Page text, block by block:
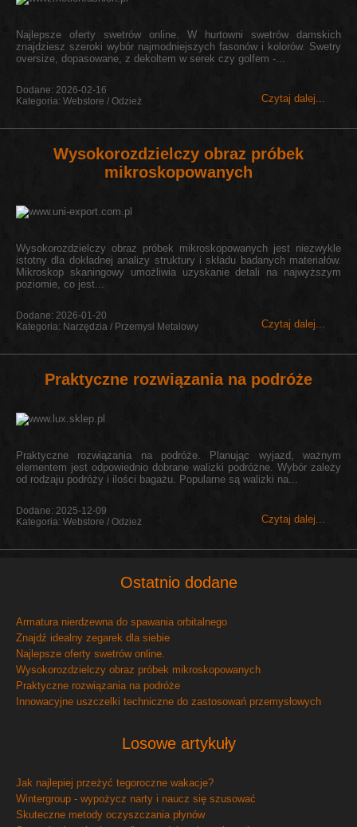
Najlepsze oferty swetrów online. W hurtowni swetrów damskich
znajdziesz szeroki wybór najmodniejszych fasonów i kolorów. Swetry
oversize, dopasowane, z dekoltem w serek czy golfem -...
Czytaj dalej...
Dodane: 2026-02-16
Kategoria: Webstore / Odzież
Wysokorozdzielczy obraz próbek
mikroskopowanych
Wysokorozdzielczy obraz próbek mikroskopowanych jest niezwykle
istotny dla dokładnej analizy struktury i składu badanych materiałów.
Mikroskop skaningowy umożliwia uzyskanie detali na najwyższym
poziomie, co jest...
Czytaj dalej...
Dodane: 2026-01-20
Kategoria: Narzędzia / Przemysł Metalowy
Praktyczne rozwiązania na podróże
Praktyczne rozwiązania na podróże. Planując wyjazd, ważnym
elementem jest odpowiednio dobrane walizki podróżne. Wybór zależy
od rodzaju podróży i ilości bagażu. Popularne są walizki na...
Czytaj dalej...
Dodane: 2025-12-09
Kategoria: Webstore / Odzież
Ostatnio dodane
Armatura nierdzewna do spawania orbitalnego
Znajdź idealny zegarek dla siebie
Najlepsze oferty swetrów online.
Wysokorozdzielczy obraz próbek mikroskopowanych
Praktyczne rozwiązania na podróże
Innowacyjne uszczelki techniczne do zastosowań przemysłowych
Losowe artykuły
Jak najlepiej przeżyć tegoroczne wakacje?
Wintergroup - wypożycz narty i naucz się szusować
Skuteczne metody oczyszczania płynów